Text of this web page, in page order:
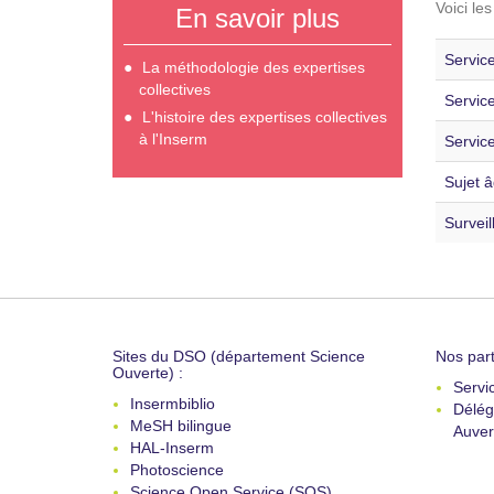
En savoir plus
La méthodologie des expertises
collectives
L'histoire des expertises collectives
à l'Inserm
Voici
Sujet
Sites du DSO (département Science
Ouverte) :
Insermbiblio
MeSH bilingue
HAL-Inserm
Photoscience
Nos